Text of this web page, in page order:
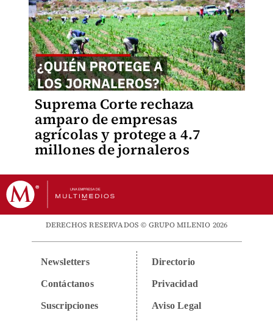
Suprema Corte rechaza
amparo de empresas
agrícolas y protege a 4.7
millones de jornaleros
DERECHOS RESERVADOS © GRUPO MILENIO 2026
Newsletters
Contáctanos
Suscripciones
Directorio
Privacidad
Aviso Legal